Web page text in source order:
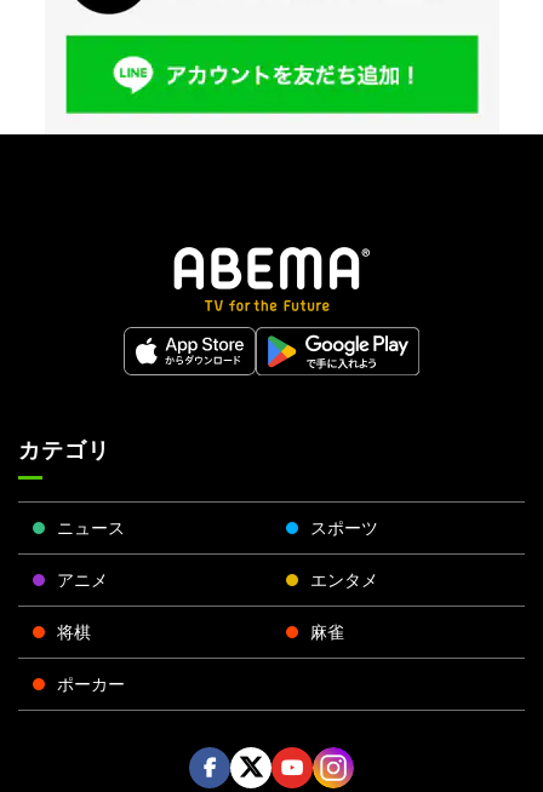
カテゴリ
ニュース スポーツ
アニメ エンタメ
将棋 麻雀
ポーカー